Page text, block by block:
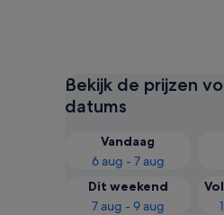
Bekijk de prijzen
datums
Vandaag
6 aug - 7 aug
Dit weekend
7 aug - 9 aug